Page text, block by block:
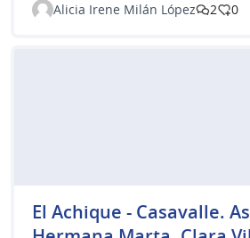
Alicia Irene Milán López 2 0
El Achique - Casavalle.